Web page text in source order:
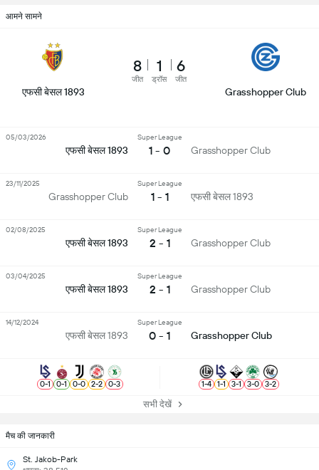
मैच की जानकारी
St. Jakob-Park
आमने सामने
एफसी बेसल 1893
8
जीत
1
ड्रॉस
6
जीत
Grasshopper Club
एफसी बेसल 1893
Super League
1 - 0 Grasshopper Club
05/03/2026
Grasshopper Club
Super League
1 - 1 एफसी बेसल 1893
23/11/2025
एफसी बेसल 1893
Super League
2 - 1 Grasshopper Club
02/08/2025
एफसी बेसल 1893
Super League
2 - 1 Grasshopper Club
03/04/2025
एफसी बेसल 1893
Super League
0 - 1 Grasshopper Club
14/12/2024
0-1 0-1 0-0 2-2 0-3 1-4 1-1 3-1 3-0 3-2
सभी देखें